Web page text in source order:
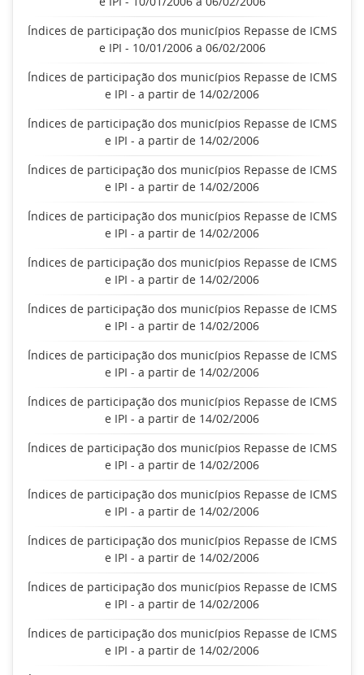
Índices de participação dos municípios Repasse de ICMS
e IPI - 10/01/2006 a 06/02/2006
Índices de participação dos municípios Repasse de ICMS
e IPI - a partir de 14/02/2006
Índices de participação dos municípios Repasse de ICMS
e IPI - a partir de 14/02/2006
Índices de participação dos municípios Repasse de ICMS
e IPI - a partir de 14/02/2006
Índices de participação dos municípios Repasse de ICMS
e IPI - a partir de 14/02/2006
Índices de participação dos municípios Repasse de ICMS
e IPI - a partir de 14/02/2006
Índices de participação dos municípios Repasse de ICMS
e IPI - a partir de 14/02/2006
Índices de participação dos municípios Repasse de ICMS
e IPI - a partir de 14/02/2006
Índices de participação dos municípios Repasse de ICMS
e IPI - a partir de 14/02/2006
Índices de participação dos municípios Repasse de ICMS
e IPI - a partir de 14/02/2006
Índices de participação dos municípios Repasse de ICMS
e IPI - a partir de 14/02/2006
Índices de participação dos municípios Repasse de ICMS
e IPI - a partir de 14/02/2006
Índices de participação dos municípios Repasse de ICMS
e IPI - a partir de 14/02/2006
Índices de participação dos municípios Repasse de ICMS
e IPI - a partir de 14/02/2006